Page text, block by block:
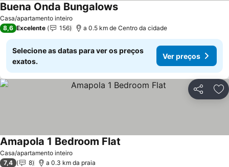
Casa/apartamento inteiro
Buena Onda Bungalows
8,6 Excelente 156 a 0.5 km de Centro da cidade
Selecione as datas para ver os preços
exatos.
Ver preços
Partilhar
Casa/apartamento inteiro
Amapola 1 Bedroom Flat
7,4 8 a 0.3 km da praia